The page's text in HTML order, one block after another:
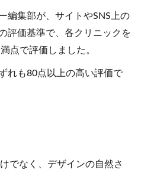
編集部が、サイトやSNS上の
評価基準で、各クリニックを
点で評価しました。
れも80点以上の高い評価で
でなく、デザインの自然さ